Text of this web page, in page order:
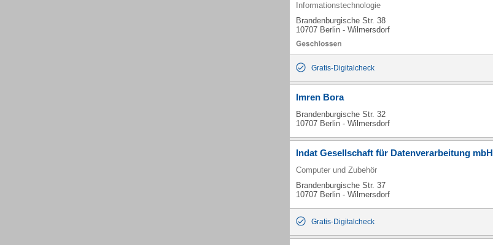
Informationstechnologie
Brandenburgische Str. 38
10707 Berlin - Wilmersdorf
Gratis-Digitalcheck
Imren Bora
Brandenburgische Str. 32
10707 Berlin - Wilmersdorf
Indat Gesellschaft für Datenverarbeitung mbH
Computer und Zubehör
Brandenburgische Str. 37
10707 Berlin - Wilmersdorf
Gratis-Digitalcheck